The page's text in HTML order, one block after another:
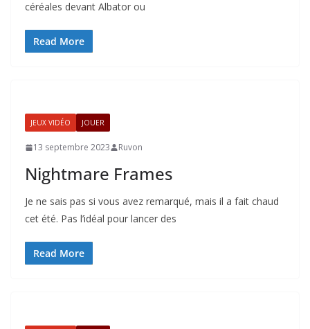
céréales devant Albator ou
Read More
JEUX VIDÉO JOUER
13 septembre 2023 Ruvon
Nightmare Frames
Je ne sais pas si vous avez remarqué, mais il a fait chaud
cet été. Pas l’idéal pour lancer des
Read More